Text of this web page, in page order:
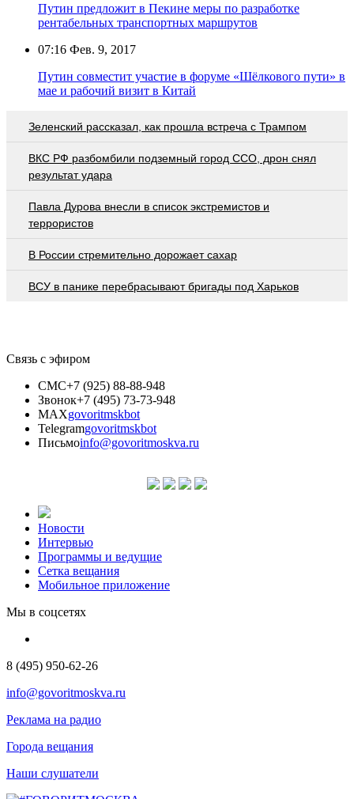
Путин предложит в Пекине меры по разработке
рентабельных транспортных маршрутов
07:16 Фев. 9, 2017
Путин совместит участие в форуме «Шёлкового пути» в
мае и рабочий визит в Китай
Зеленский рассказал, как прошла встреча с Трампом
ВКС РФ разбомбили подземный город ССО, дрон снял
результат удара
Павла Дурова внесли в список экстремистов и
террористов
В России стремительно дорожает сахар
ВСУ в панике перебрасывают бригады под Харьков
Связь с эфиром
СМС+7 (925) 88-88-948
Звонок+7 (495) 73-73-948
MAXgovoritmskbot
Telegramgovoritmskbot
Письмоinfo@govoritmoskva.ru
Новости
Интервью
Программы и ведущие
Сетка вещания
Мобильное приложение
Мы в соцсетях
8 (495) 950-62-26
info@govoritmoskva.ru
Реклама на радио
Города вещания
Наши слушатели